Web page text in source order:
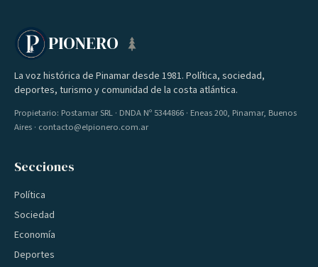
PIONERO
La voz histórica de Pinamar desde 1981. Política, sociedad,
deportes, turismo y comunidad de la costa atlántica.
Propietario: Postamar SRL · DNDA Nº 5344866 · Eneas 200, Pinamar, Buenos
Aires · contacto@elpionero.com.ar
Secciones
Política
Sociedad
Economía
Deportes